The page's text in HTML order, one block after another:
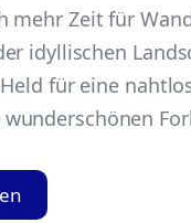
mehr Zeit für
idyllischen
für eine